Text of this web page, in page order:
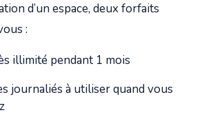
d’un espace, deux forfaits
:
illimité pendant 1 mois
journaliés à utiliser quand vous